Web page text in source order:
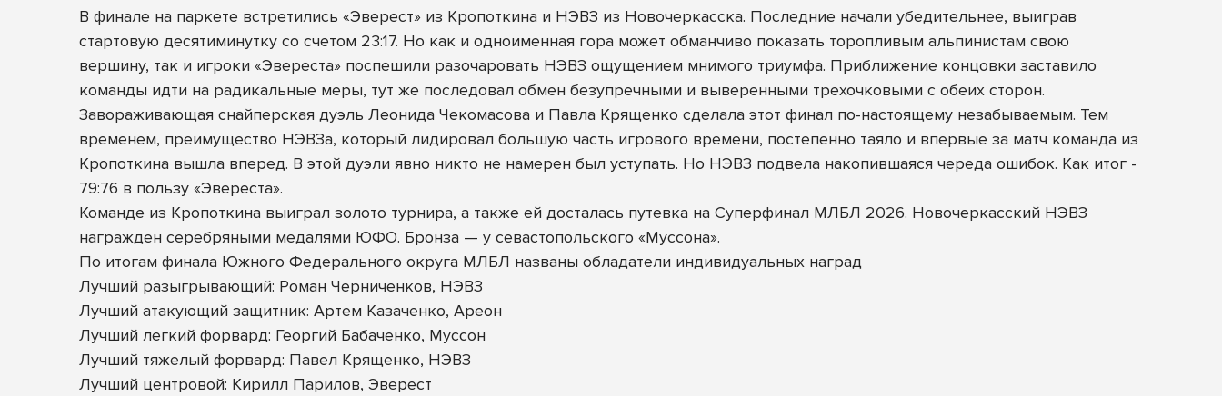
В финале на паркете встретились «Эверест» из Кропоткина и НЭВЗ из Новочеркасска. Последние начали убедительнее, выиграв
стартовую десятиминутку со счетом 23:17. Но как и одноименная гора может обманчиво показать торопливым альпинистам свою
вершину, так и игроки «Эвереста» поспешили разочаровать НЭВЗ ощущением мнимого триумфа. Приближение концовки заставило
команды идти на радикальные меры, тут же последовал обмен безупречными и выверенными трехочковыми с обеих сторон.
Завораживающая снайперская дуэль Леонида Чекомасова и Павла Крященко сделала этот финал по-настоящему незабываемым. Тем
временем, преимущество НЭВЗа, который лидировал большую часть игрового времени, постепенно таяло и впервые за матч команда из
Кропоткина вышла вперед. В этой дуэли явно никто не намерен был уступать. Но НЭВЗ подвела накопившаяся череда ошибок. Как итог -
79:76 в пользу «Эвереста».
Команде из Кропоткина выиграл золото турнира, а также ей досталась путевка на Суперфинал МЛБЛ 2026. Новочеркасский НЭВЗ
награжден серебряными медалями ЮФО. Бронза — у севастопольского «Муссона».
По итогам финала Южного Федерального округа МЛБЛ названы обладатели индивидуальных наград
Лучший разыгрывающий: Роман Черниченков, НЭВЗ
Лучший атакующий защитник: Артем Казаченко, Ареон
Лучший легкий форвард: Георгий Бабаченко, Муссон
Лучший тяжелый форвард: Павел Крященко, НЭВЗ
Лучший центровой: Кирилл Парилов, Эверест